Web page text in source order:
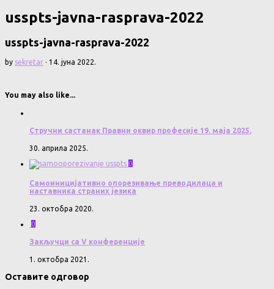
usspts-javna-rasprava-2022
usspts-javna-rasprava-2022
by sekretar · 14. јуна 2022.
You may also like...
Стручни састанак Правни оквир професије 19. маја 2025.
30. априла 2025.
0
Самоиницијативно опорезивање преводилаца и
наставника страних језика
23. октобра 2020.
0
Закључци са V конференције
1. октобра 2021.
Оставите одговор